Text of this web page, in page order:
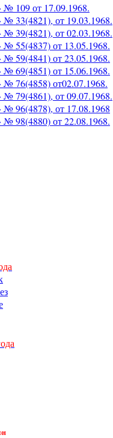
№ 109 от 17.09.1968.
№ 33(4821), от 19.03.1968.
№ 39(4821), от 02.03.1968.
№ 55(4837) от 13.05.1968.
№ 59(4841) от 23.05.1968.
№ 69(4851) от 15.06.1968.
№ 76(4858) от02.07.1968.
№ 79(4861), от 09.07.1968.
№ 96(4878), от 17.08.1968
№ 98(4880) от 22.08.1968.
н